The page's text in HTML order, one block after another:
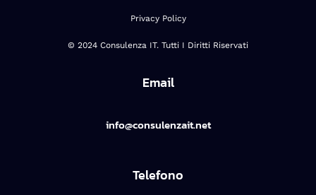
Privacy Policy
© 2024 Consulenza IT. Tutti I Diritti Riservati
Email
info@consulenzait.net
Telefono